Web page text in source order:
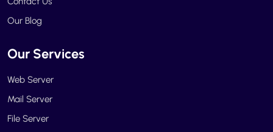
Our Blog
Our Services
Web Server
Mail Server
File Server